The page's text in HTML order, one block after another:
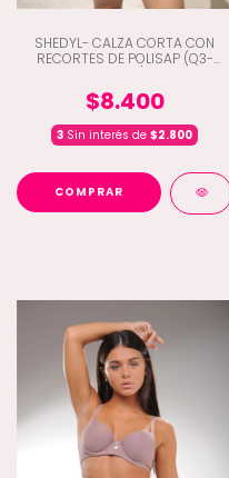
SHEDYL- CALZA CORTA CON
RECORTES DE POLISAP (Q3-
$8.400
3 Sin interés de $2.800
COMPRAR